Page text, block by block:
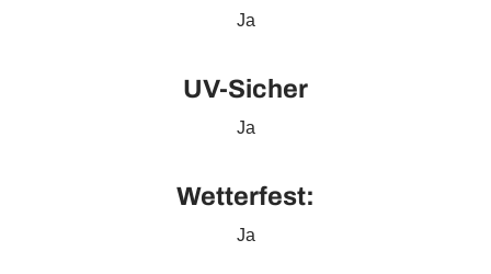
Ja
UV-Sicher
Ja
Wetterfest:
Ja